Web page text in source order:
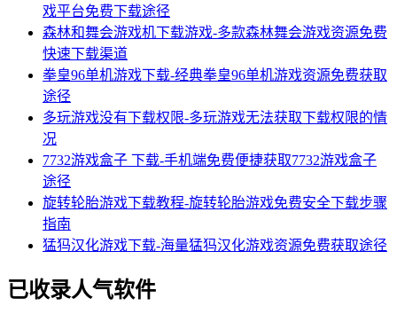
戏平台免费下载途径
森林和舞会游戏机下载游戏-多款森林舞会游戏资源免费
快速下载渠道
拳皇96单机游戏下载-经典拳皇96单机游戏资源免费获取
途径
多玩游戏没有下载权限-多玩游戏无法获取下载权限的情
况
7732游戏盒子 下载-手机端免费便捷获取7732游戏盒子
途径
旋转轮胎游戏下载教程-旋转轮胎游戏免费安全下载步骤
指南
猛犸汉化游戏下载-海量猛犸汉化游戏资源免费获取途径
已收录人气软件